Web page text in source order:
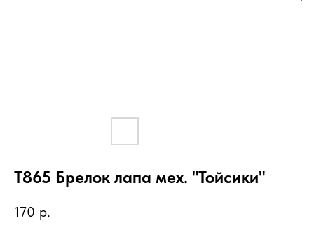
Т865 Брелок лапа мех. "Тойсики"
170 р.